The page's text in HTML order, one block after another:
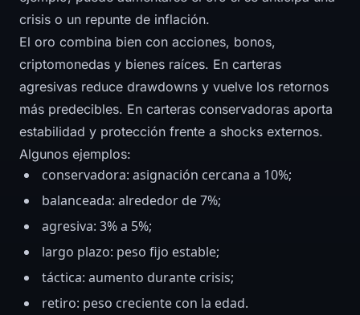
crisis o un repunte de inflación.
El oro combina bien con acciones, bonos,
criptomonedas y bienes raíces. En carteras
agresivas reduce drawdowns y vuelve los retornos
más predecibles. En carteras conservadoras aporta
estabilidad y protección frente a shocks externos.
Algunos ejemplos:
conservadora: asignación cercana a 10%;
balanceada: alrededor de 7%;
agresiva: 3% a 5%;
largo plazo: peso fijo estable;
táctica: aumento durante crisis;
retiro: peso creciente con la edad.